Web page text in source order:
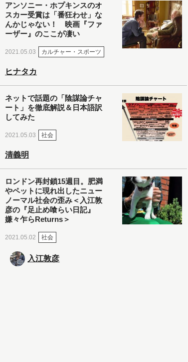
アンソニー・ホプキンスのオ
スカー受賞は「番狂わせ」な
んかじゃない！ 映画『ファ
ーザー』のここが凄い
2021.05.03 カルチャー・スポーツ
ヒナタカ
ネットで話題の「陰謀論チャ
ート」を徹底解説＆日本語訳
してみた
2021.05.03 社会
清義明
ロンドン再封鎖15週目。肥満
やペットに現れ出したニュー
ノーマル社会の歪み＜入江敦
彦の『足止め喰らい日記』
嫌々乍らReturns＞
2021.05.02 社会
入江敦彦